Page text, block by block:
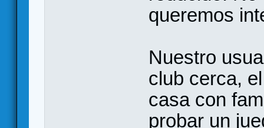
queremos
Nuestro
club cerca,
casa con
probar un